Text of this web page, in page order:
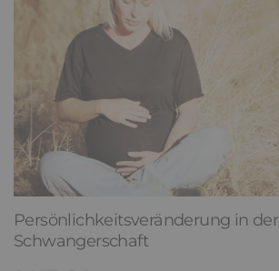
Persönlichkeitsveränderung in der
Schwangerschaft